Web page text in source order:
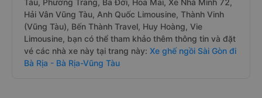
Tàu, Phương Trang, Ba Đời, Hoa Mai, Xe Nhà Mình 72,
Hải Vân Vũng Tàu, Anh Quốc Limousine, Thành Vinh
(Vũng Tàu), Bến Thành Travel, Huy Hoàng, Vie
Limousine, bạn có thể tham khảo thêm thông tin và đặt
vé các nhà xe này tại trang này: Xe ghế ngồi Sài Gòn đi
Bà Rịa - Bà Rịa-Vũng Tàu